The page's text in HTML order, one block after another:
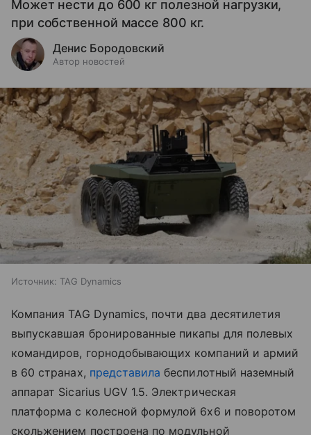
Может нести до 600 кг полезной нагрузки,
при собственной массе 800 кг.
Денис Бородовский
Автор новостей
Источник: TAG Dynamics
Компания TAG Dynamics, почти два десятилетия
выпускавшая бронированные пикапы для полевых
командиров, горнодобывающих компаний и армий
в 60 странах, представила беспилотный наземный
аппарат Sicarius UGV 1.5. Электрическая
платформа с колесной формулой 6x6 и поворотом
скольжением построена по модульной